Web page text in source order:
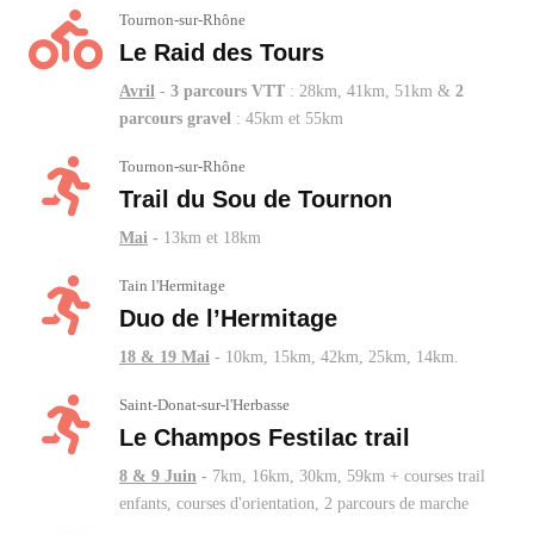
Tournon-sur-Rhône
Le Raid des Tours
Avril - 3 parcours VTT : 28km, 41km, 51km & 2
parcours gravel : 45km et 55km
Tournon-sur-Rhône
Trail du Sou de Tournon
Mai - 13km et 18km
Tain l'Hermitage
Duo de l’Hermitage
18 & 19 Mai - 10km, 15km, 42km, 25km, 14km.
Saint-Donat-sur-l'Herbasse
Le Champos Festilac trail
8 & 9 Juin - 7km, 16km, 30km, 59km + courses trail
enfants, courses d'orientation, 2 parcours de marche